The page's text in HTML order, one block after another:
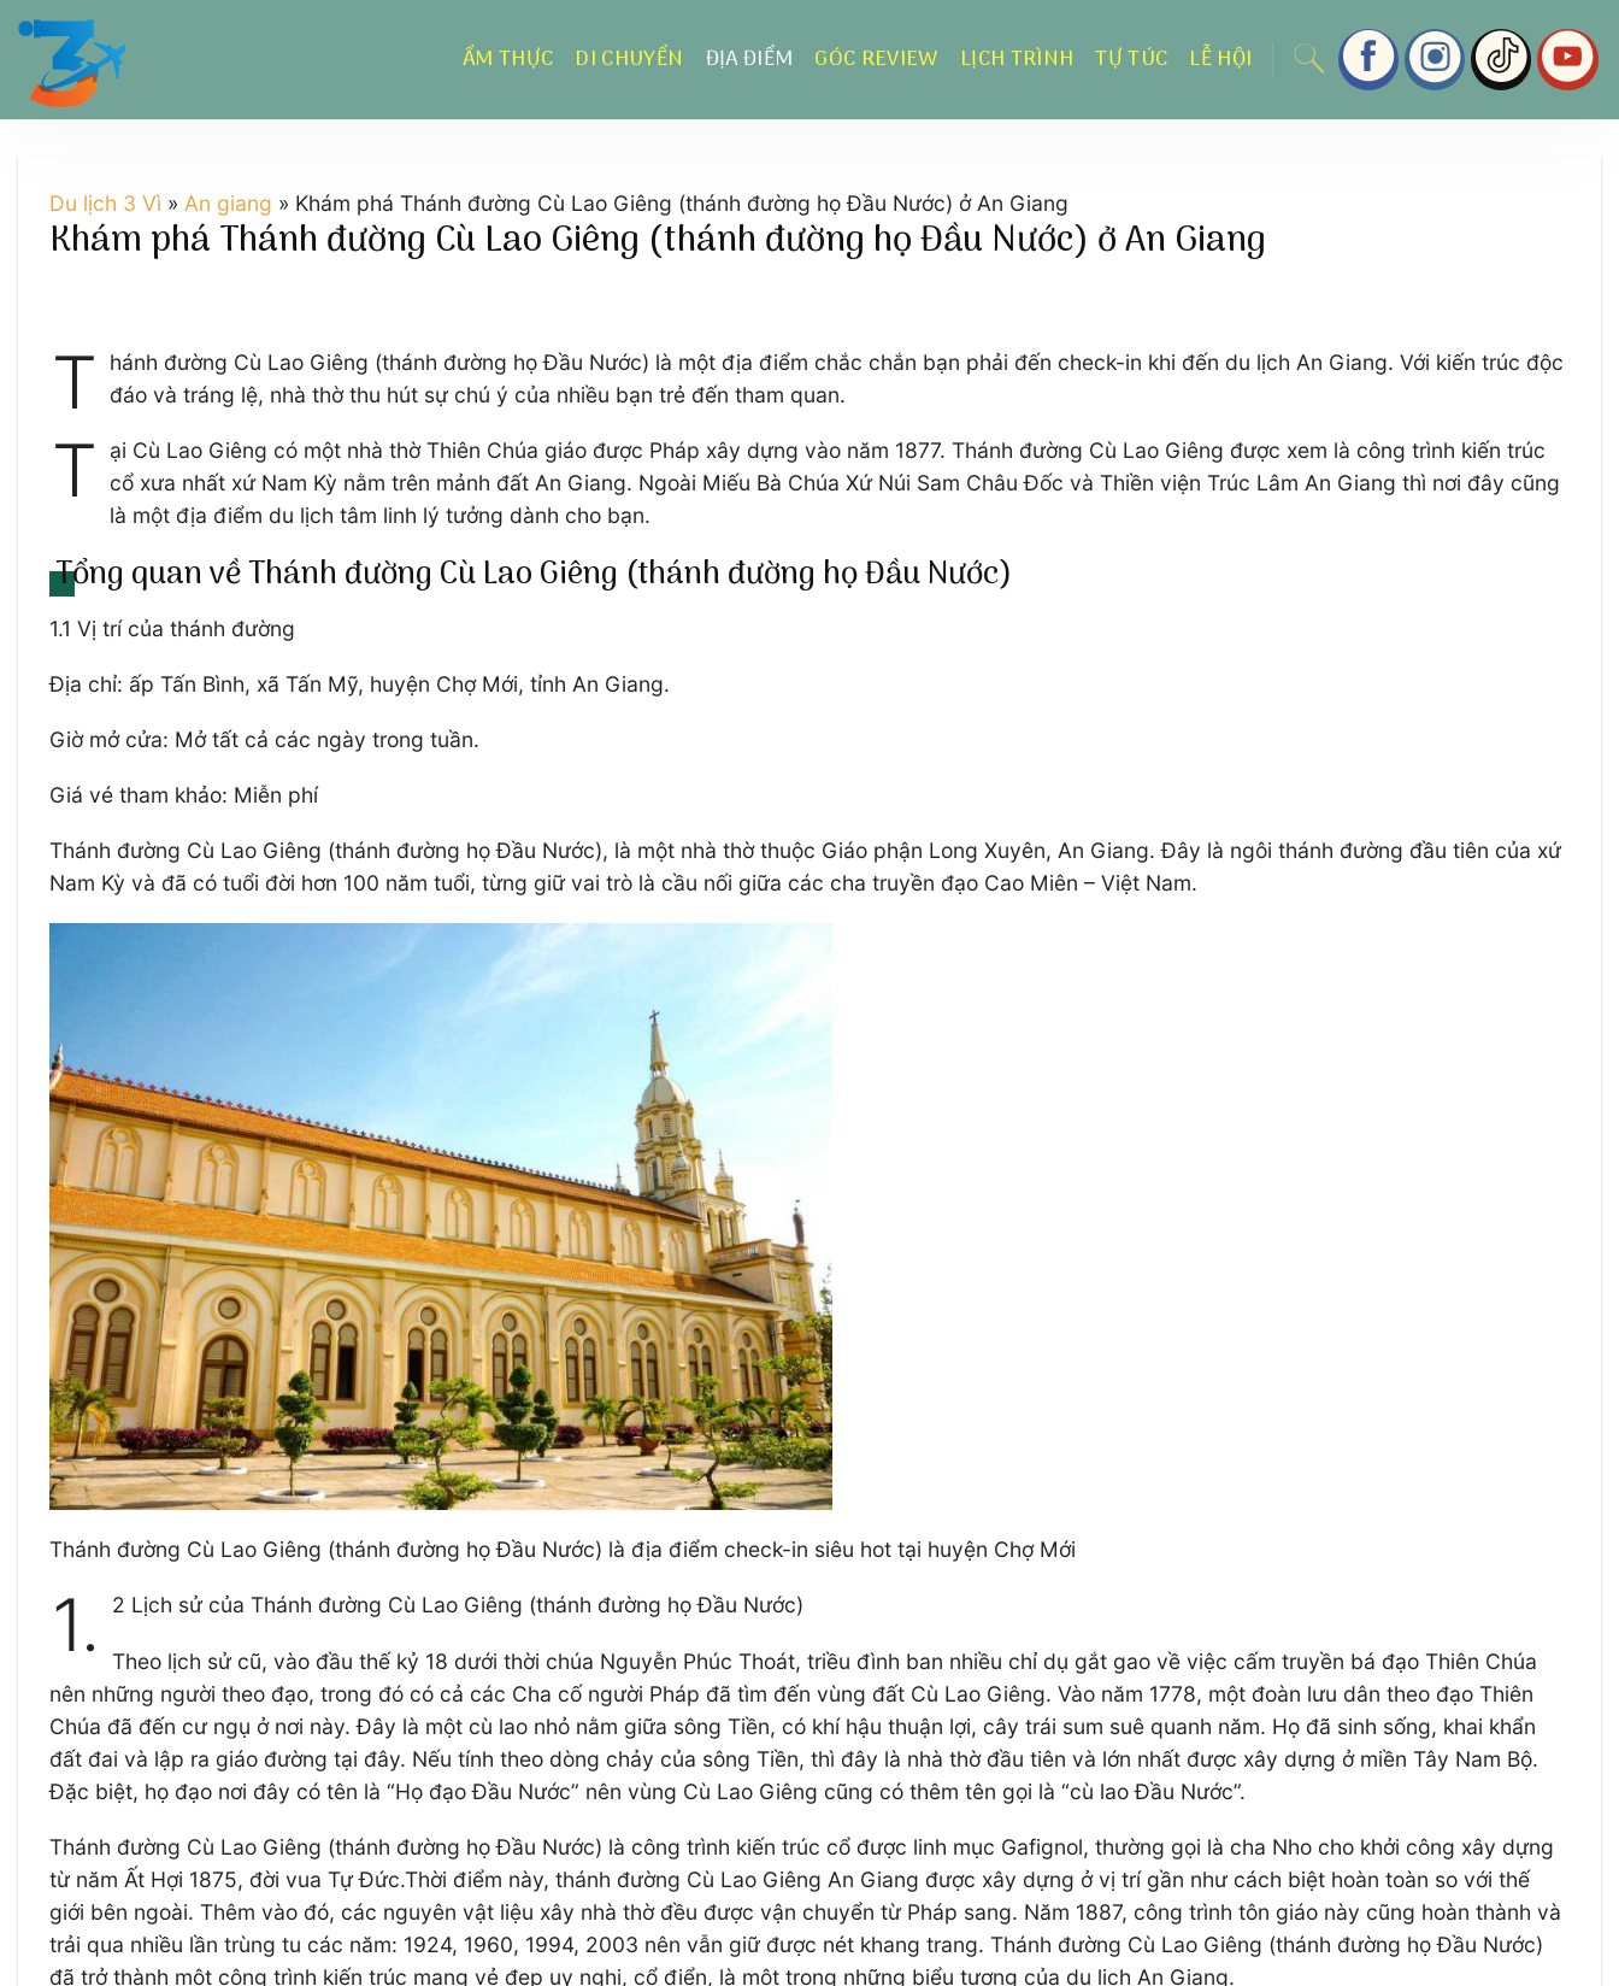
Chuyển
dung
ẨM THỰC DI CHUYỂN ĐỊA ĐIỂM GÓC REVIEW LỊCH TRÌNH TỰ TÚC LỄ HỘI
Du lịch 3 Vì » An giang » Khám phá Thánh đường Cù Lao Giêng (thánh đường họ Đầu Nước) ở An Giang
Khám phá Thánh đường Cù Lao Giêng (thánh đường họ Đầu Nước) ở An Giang
T
hánh đường Cù Lao Giêng (thánh đường họ Đầu Nước) là một địa điểm chắc chắn bạn phải đến check-in khi đến du lịch An Giang. Với kiến trúc độc
đáo và tráng lệ, nhà thờ thu hút sự chú ý của nhiều bạn trẻ đến tham quan.
T
ại Cù Lao Giêng có một nhà thờ Thiên Chúa giáo được Pháp xây dựng vào năm 1877. Thánh đường Cù Lao Giêng được xem là công trình kiến trúc
cổ xưa nhất xứ Nam Kỳ nằm trên mảnh đất An Giang. Ngoài Miếu Bà Chúa Xứ Núi Sam Châu Đốc và Thiền viện Trúc Lâm An Giang thì nơi đây cũng
là một địa điểm du lịch tâm linh lý tưởng dành cho bạn.
Tổng quan về Thánh đường Cù Lao Giêng (thánh đường họ Đầu Nước)
1.1 Vị trí của thánh đường
Địa chỉ: ấp Tấn Bình, xã Tấn Mỹ, huyện Chợ Mới, tỉnh An Giang.
Giờ mở cửa: Mở tất cả các ngày trong tuần.
Giá vé tham khảo: Miễn phí
Thánh đường Cù Lao Giêng (thánh đường họ Đầu Nước), là một nhà thờ thuộc Giáo phận Long Xuyên, An Giang. Đây là ngôi thánh đường đầu tiên của xứ
Nam Kỳ và đã có tuổi đời hơn 100 năm tuổi, từng giữ vai trò là cầu nối giữa các cha truyền đạo Cao Miên – Việt Nam.
Thánh đường Cù Lao Giêng (thánh đường họ Đầu Nước) là địa điểm check-in siêu hot tại huyện Chợ Mới
1. 2 Lịch sử của Thánh đường Cù Lao Giêng (thánh đường họ Đầu Nước)
Theo lịch sử cũ, vào đầu thế kỷ 18 dưới thời chúa Nguyễn Phúc Thoát, triều đình ban nhiều chỉ dụ gắt gao về việc cấm truyền bá đạo Thiên Chúa
nên những người theo đạo, trong đó có cả các Cha cố người Pháp đã tìm đến vùng đất Cù Lao Giêng. Vào năm 1778, một đoàn lưu dân theo đạo Thiên
Chúa đã đến cư ngụ ở nơi này. Đây là một cù lao nhỏ nằm giữa sông Tiền, có khí hậu thuận lợi, cây trái sum suê quanh năm. Họ đã sinh sống, khai khẩn
đất đai và lập ra giáo đường tại đây. Nếu tính theo dòng chảy của sông Tiền, thì đây là nhà thờ đầu tiên và lớn nhất được xây dựng ở miền Tây Nam Bộ.
Đặc biệt, họ đạo nơi đây có tên là “Họ đạo Đầu Nước” nên vùng Cù Lao Giêng cũng có thêm tên gọi là “cù lao Đầu Nước”.
Thánh đường Cù Lao Giêng (thánh đường họ Đầu Nước) là công trình kiến trúc cổ được linh mục Gafignol, thường gọi là cha Nho cho khởi công xây dựng
từ năm Ất Hợi 1875, đời vua Tự Đức.Thời điểm này, thánh đường Cù Lao Giêng An Giang được xây dựng ở vị trí gần như cách biệt hoàn toàn so với thế
giới bên ngoài. Thêm vào đó, các nguyên vật liệu xây nhà thờ đều được vận chuyển từ Pháp sang. Năm 1887, công trình tôn giáo này cũng hoàn thành và
trải qua nhiều lần trùng tu các năm: 1924, 1960, 1994, 2003 nên vẫn giữ được nét khang trang. Thánh đường Cù Lao Giêng (thánh đường họ Đầu Nước)
đã trở thành một công trình kiến trúc mang vẻ đẹp uy nghi, cổ điển, là một trong những biểu tượng của du lịch An Giang.